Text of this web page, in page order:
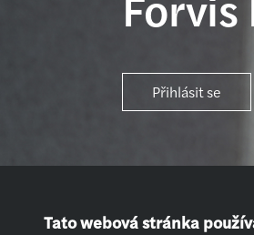
Přihlásit se
Tato webová stránka